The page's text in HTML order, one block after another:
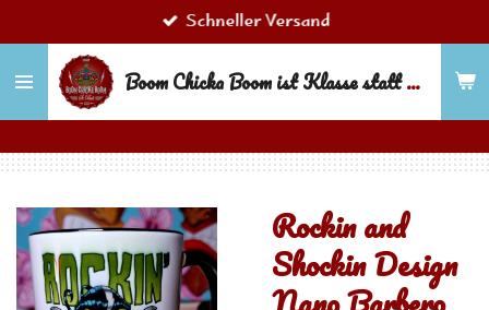
Hauptinhalt
springen
Boom Chicka Boom ist Klasse statt Masse!
Schneller Versand
Rockin and
Shockin Design